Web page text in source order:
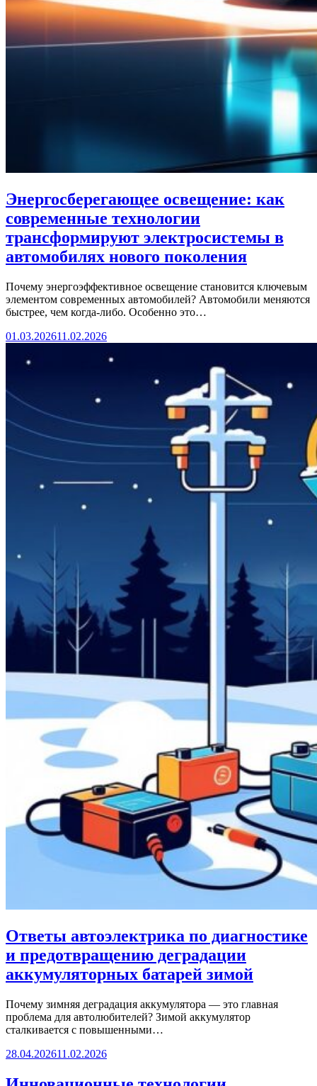
Энергосберегающее освещение: как
современные технологии
трансформируют электросистемы в
автомобилях нового поколения
Почему энергоэффективное освещение становится ключевым
элементом современных автомобилей? Автомобили меняются
быстрее, чем когда-либо. Особенно это…
01.03.202611.02.2026
Ответы автоэлектрика по диагностике
и предотвращению деградации
аккумуляторных батарей зимой
Почему зимняя деградация аккумулятора — это главная
проблема для автолюбителей? Зимой аккумулятор
сталкивается с повышенными…
28.04.202611.02.2026